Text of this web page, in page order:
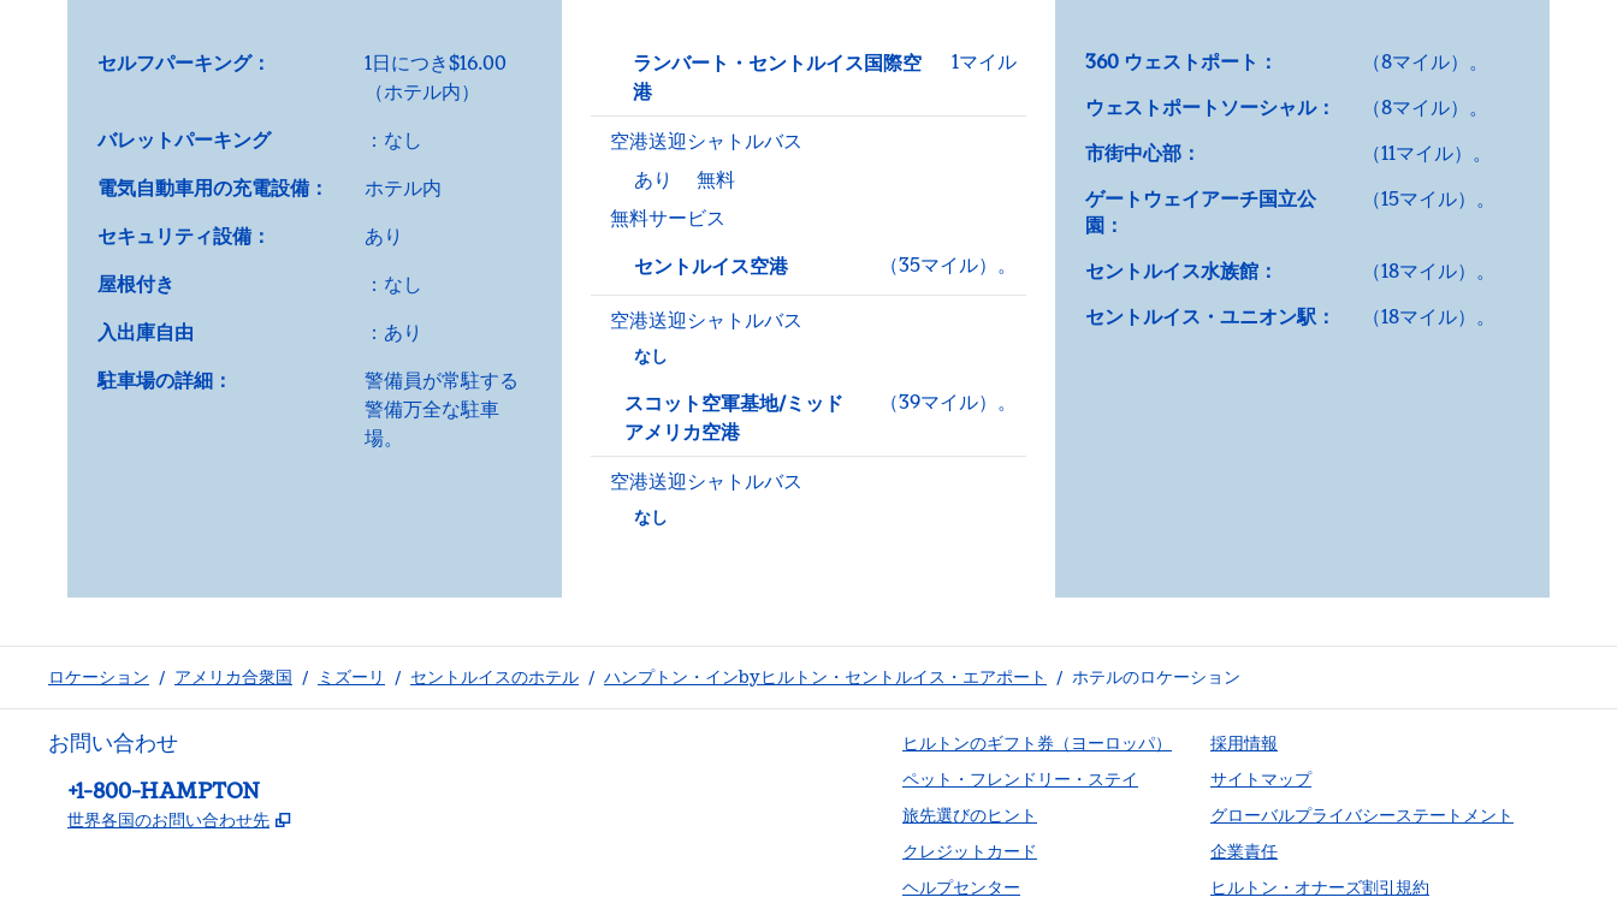
セルフパーキング：
1日につき$16.00
（ホテル内）
バレットパーキング
：なし
電気自動車用の充電設備：
ホテル内
セキュリティ設備：
あり
屋根付き
：なし
入出庫自由
：あり
駐車場の詳細：
警備員が常駐する
警備万全な駐車
場。
ランバート・セントルイス国際空
港
1マイル
空港送迎シャトルバス
あり
無料
無料サービス
セントルイス空港
（35マイル）。
空港送迎シャトルバス
なし
スコット空軍基地/ミッド
アメリカ空港
（39マイル）。
空港送迎シャトルバス
なし
360 ウェストポート：
（8マイル）。
ウェストポートソーシャル：
（8マイル）。
市街中心部：
（11マイル）。
ゲートウェイアーチ国立公
園：
（15マイル）。
セントルイス水族館：
（18マイル）。
セントルイス・ユニオン駅：
（18マイル）。
ロケーション / アメリカ合衆国 / ミズーリ / セントルイスのホテル / ハンプトン・インbyヒルトン・セントルイス・エアポート / ホテルのロケーション
お問い合わせ
電話：
+1-800-HAMPTON
世界各国のお問い合わせ先 ,
ヒルトンのギフト券（ヨーロッパ）
ペット・フレンドリー・ステイ
旅先選びのヒント
クレジットカード
ヘルプセンター
採用情報
サイトマップ
グローバルプライバシーステートメント
企業責任
ヒルトン・オナーズ割引規約